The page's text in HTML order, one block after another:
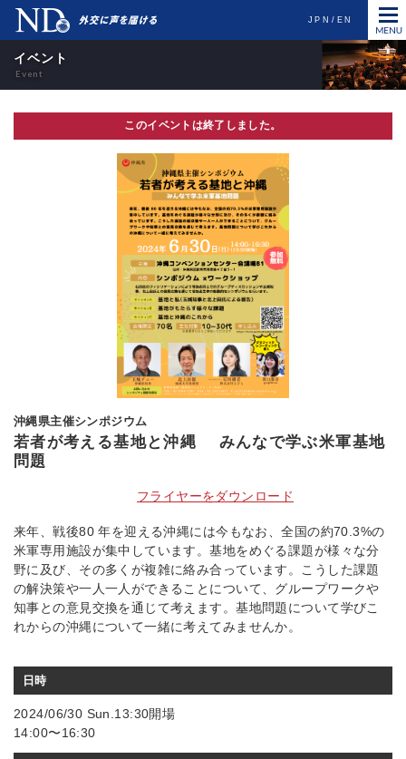
JPN EN
イベント
このイベントは終了しました。
沖縄県主催シンポジウム
若者が考える基地と沖縄 みんなで学ぶ米軍基地
問題
フライヤーをダウンロード
来年、戦後80 年を迎える沖縄には今もなお、全国の約70.3%の
米軍専用施設が集中しています。基地をめぐる課題が様々な分
野に及び、その多くが複雑に絡み合っています。こうした課題
の解決策や一人一人ができることについて、グループワークや
知事との意見交換を通じて考えます。基地問題について学びこ
れからの沖縄について一緒に考えてみませんか。
日時
2024/06/30 Sun.13:30開場
14:00〜16:30